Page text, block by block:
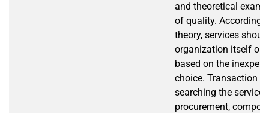
and theoretical
of quality. According
theory, services
organization itself or
based on the
choice. Transaction
searching the service
procurement,